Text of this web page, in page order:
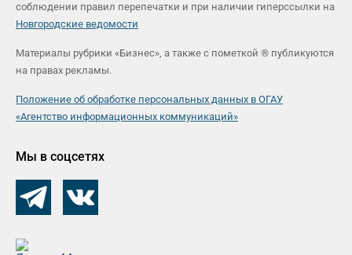
соблюдении правил перепечатки и при наличии гиперссылки на
Новгородские ведомости
Материалы рубрики «Бизнес», а также с пометкой ® публикуются
на правах рекламы.
Положение об обработке персональных данных в ОГАУ
«Агентство информационных коммуникаций»
Мы в соцсетях